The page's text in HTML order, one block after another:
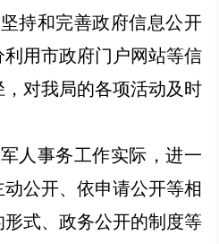
持和完善政府信息公开
用市政府门户网站等信
对我局的各项活动及时
人事务工作实际，进一
公开、依申请公开等相
式、政务公开的制度等